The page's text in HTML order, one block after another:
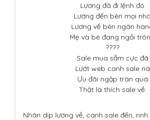
Lương đã đi lệnh đó
Lương đến bên mọi nhà
Lương về bên ngân
Mẹ và bé đang ngồi
????
Sale mua sắm cực đã
Lướt web canh sale nà
Ưu đãi ngập tràn quá
Thật là thích sale về.
Nhân dịp lương về, canh sale đến,